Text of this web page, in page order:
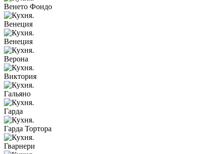
Венето Фондо
Венеция
Венеция
Верона
Виктория
Гальяно
Гарда
Гарда Тортора
Гварнери